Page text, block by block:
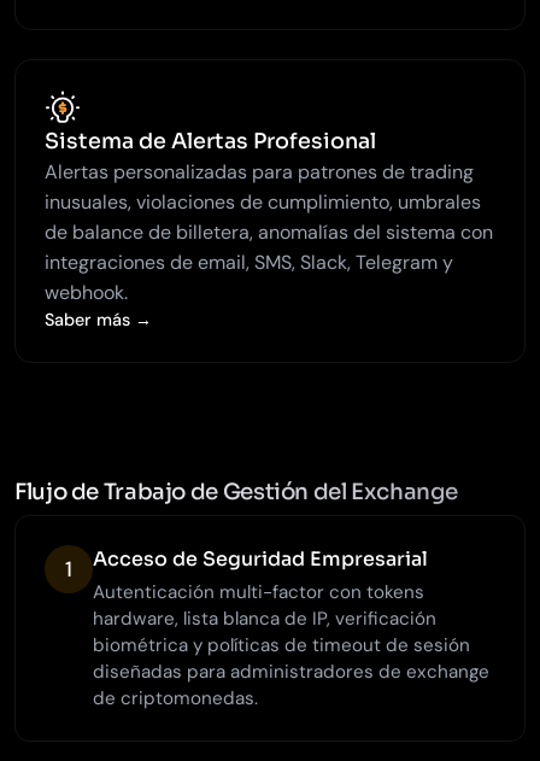
Sistema de Alertas Profesional
Alertas personalizadas para patrones de trading
inusuales, violaciones de cumplimiento, umbrales
de balance de billetera, anomalías del sistema con
integraciones de email, SMS, Slack, Telegram y
webhook.
Saber más →
Flujo de Trabajo de Gestión del Exchange
1 Acceso de Seguridad Empresarial
Autenticación multi-factor con tokens
hardware, lista blanca de IP, verificación
biométrica y políticas de timeout de sesión
diseñadas para administradores de exchange
de criptomonedas.